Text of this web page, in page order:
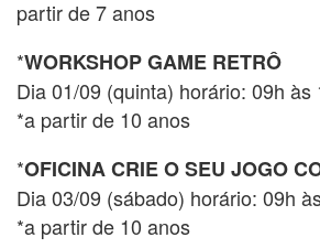
partir de 7 anos
*WORKSHOP GAME RETRÔ
Dia 01/09 (quinta) horário: 09h às
*a partir de 10 anos
*OFICINA CRIE O SEU JOGO
Dia 03/09 (sábado) horário: 09h
*a partir de 10 anos